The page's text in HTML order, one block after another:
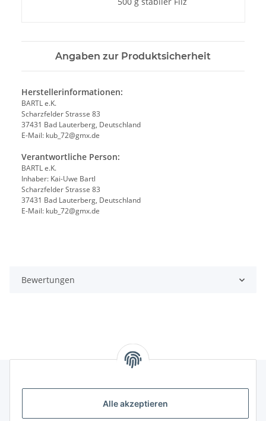
Alle akzeptieren
Angaben zur Produktsicherheit
Herstellerinformationen:
BARTL e.K.
Scharzfelder Strasse 83
37431 Bad Lauterberg, Deutschland
E-Mail: kub_72@gmx.de
Verantwortliche Person:
BARTL e.K.
Inhaber: Kai-Uwe Bartl
Scharzfelder Strasse 83
37431 Bad Lauterberg, Deutschland
E-Mail: kub_72@gmx.de
Bewertungen